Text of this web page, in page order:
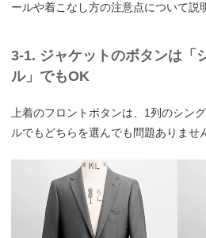
ールや着こなし方の注意点について説
3-1. ジャケットのボタンは「
ル」でもOK
上着のフロントボタンは、1列のシン
ルでもどちらを選んでも問題ありませ